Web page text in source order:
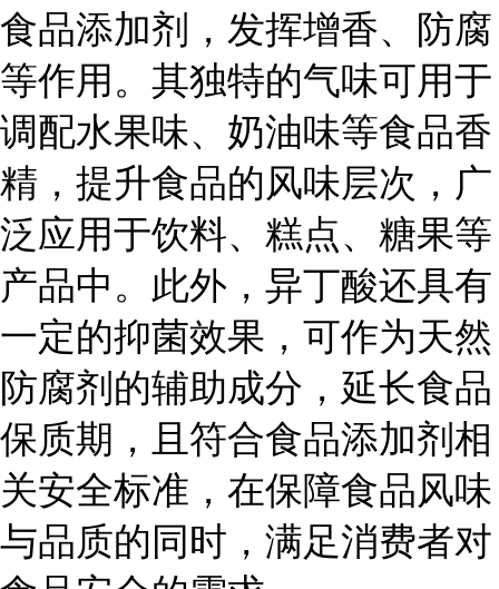
食品添加剂，发挥增香、防腐
等作用。其独特的气味可用于
调配水果味、奶油味等食品香
精，提升食品的风味层次，广
泛应用于饮料、糕点、糖果等
产品中。此外，异丁酸还具有
一定的抑菌效果，可作为天然
防腐剂的辅助成分，延长食品
保质期，且符合食品添加剂相
关安全标准，在保障食品风味
与品质的同时，满足消费者对